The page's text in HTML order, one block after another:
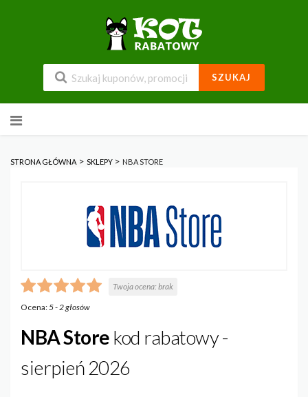
SZUKAJ
do
STRONA GŁÓWNA > SKLEPY > NBA STORE
Twoja ocena:brak
Ocena:5-2głosów
NBA Store kod rabatowy -
sierpień 2026